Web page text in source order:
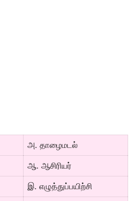
அ. தாழைமடல்
ஆ. ஆசிரியர்
இ. எழுத்துப்பயிற்சி